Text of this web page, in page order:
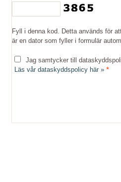
Fyll i denna kod. Detta används för
är en dator som fyller i formulär
Jag samtycker till
Läs vår dataskyddspolicy här » *